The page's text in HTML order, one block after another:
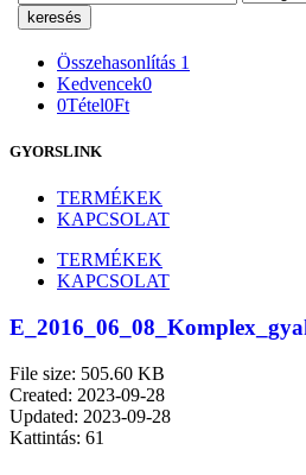
Összehasonlítás 1
Kedvencek0
0Tétel0Ft
GYORSLINK
TERMÉKEK
KAPCSOLAT
TERMÉKEK
KAPCSOLAT
File size: 505.60 KB
Created: 2023-09-28
Updated: 2023-09-28
Kattintás: 61